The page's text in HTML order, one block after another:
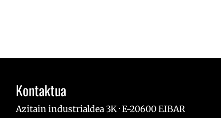
Kontaktua
Azitain industrialdea 3K · E-20600 EIBAR